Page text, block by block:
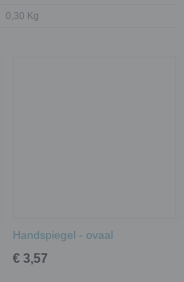
0,30 Kg
Handspiegel - ovaal
€ 3,57